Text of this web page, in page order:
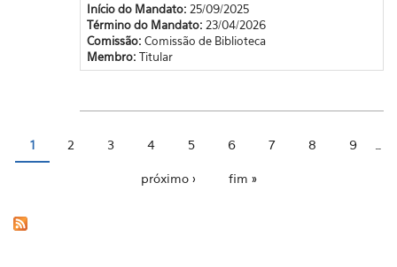
Início do Mandato: 25/09/2025
Término do Mandato: 23/04/2026
Comissão: Comissão de Biblioteca
Membro: Titular
Páginas
1 2 3 4 5 6 7 8 9
próximo › fim »